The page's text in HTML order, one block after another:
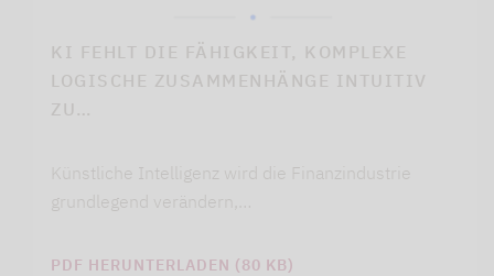
KI FEHLT DIE FÄHIGKEIT, KOMPLEXE
LOGISCHE ZUSAMMENHÄNGE INTUITIV
ZU…
Künstliche Intelligenz wird die Finanzindustrie
grundlegend verändern,…
PDF HERUNTERLADEN (80 KB)